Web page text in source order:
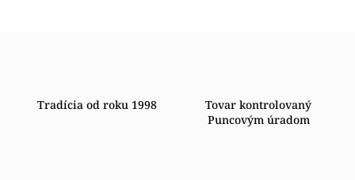
Tradícia od roku 1998
Tovar kontrolovaný
Puncovým úradom